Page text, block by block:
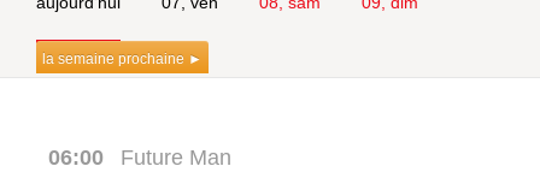
la semaine prochaine ►
06:00Future Man